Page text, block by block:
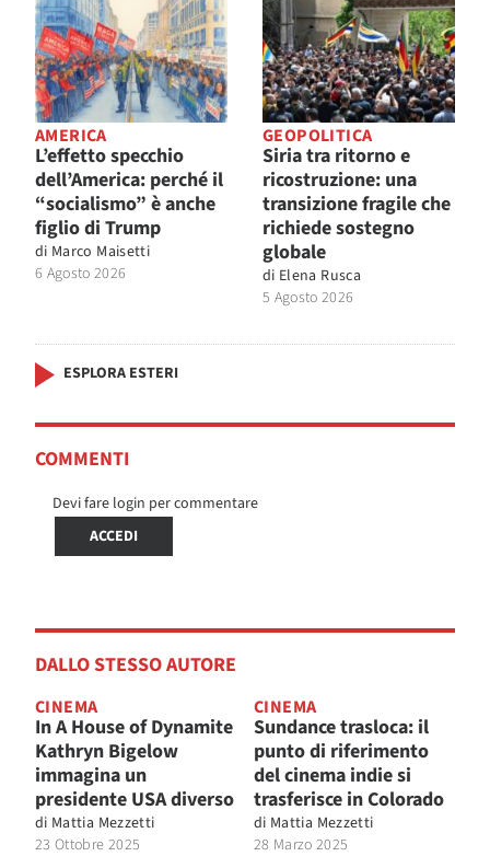
AMERICA
L’effetto specchio
dell’America: perché il
“socialismo” è anche
figlio di Trump
di Marco Maisetti
6 Agosto 2026
GEOPOLITICA
Siria tra ritorno e
ricostruzione: una
transizione fragile che
richiede sostegno
globale
di Elena Rusca
5 Agosto 2026
ESPLORA ESTERI
COMMENTI
Devi fare login per commentare
ACCEDI
DALLO STESSO AUTORE
CINEMA
In A House of Dynamite
Kathryn Bigelow
immagina un
presidente USA diverso
di Mattia Mezzetti
23 Ottobre 2025
CINEMA
Sundance trasloca: il
punto di riferimento
del cinema indie si
trasferisce in Colorado
di Mattia Mezzetti
28 Marzo 2025